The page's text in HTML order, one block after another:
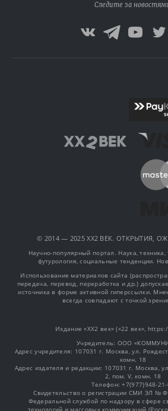
Следите за
© 2014 — 2025 XX2 ВЕК. ОТКРЫТИЯ,
Научно-популярный портал. Наука, техника,
футурология, социальные тенденции.
Использование материалов сайта
передача, перевод, переработка и др.)
источника в форме активной гиперссылки.
всегда совпадают с точкой
Издание «XX2 век» («22 век»,
Учредитель: OOO
Адрес учредителя: 107031 г. Москва, ул.
комн. 18
Адрес издателя и редакции: 107031 г. Москва,
2, пом. V, комн. 18
Телефон: +7(977)948-21-
Свидетельство о регистрации СМИ ЭЛ №
Федеральной службой по надзору в сфере
технологий и массовых коммуникаций